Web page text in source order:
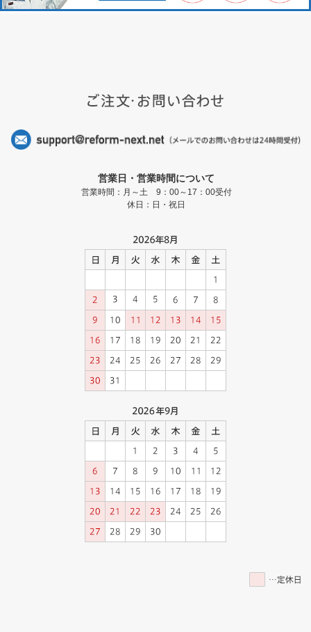
営業日・営業時間について
営業時間：月～土 9：00～17：00受付
休日：日・祝日